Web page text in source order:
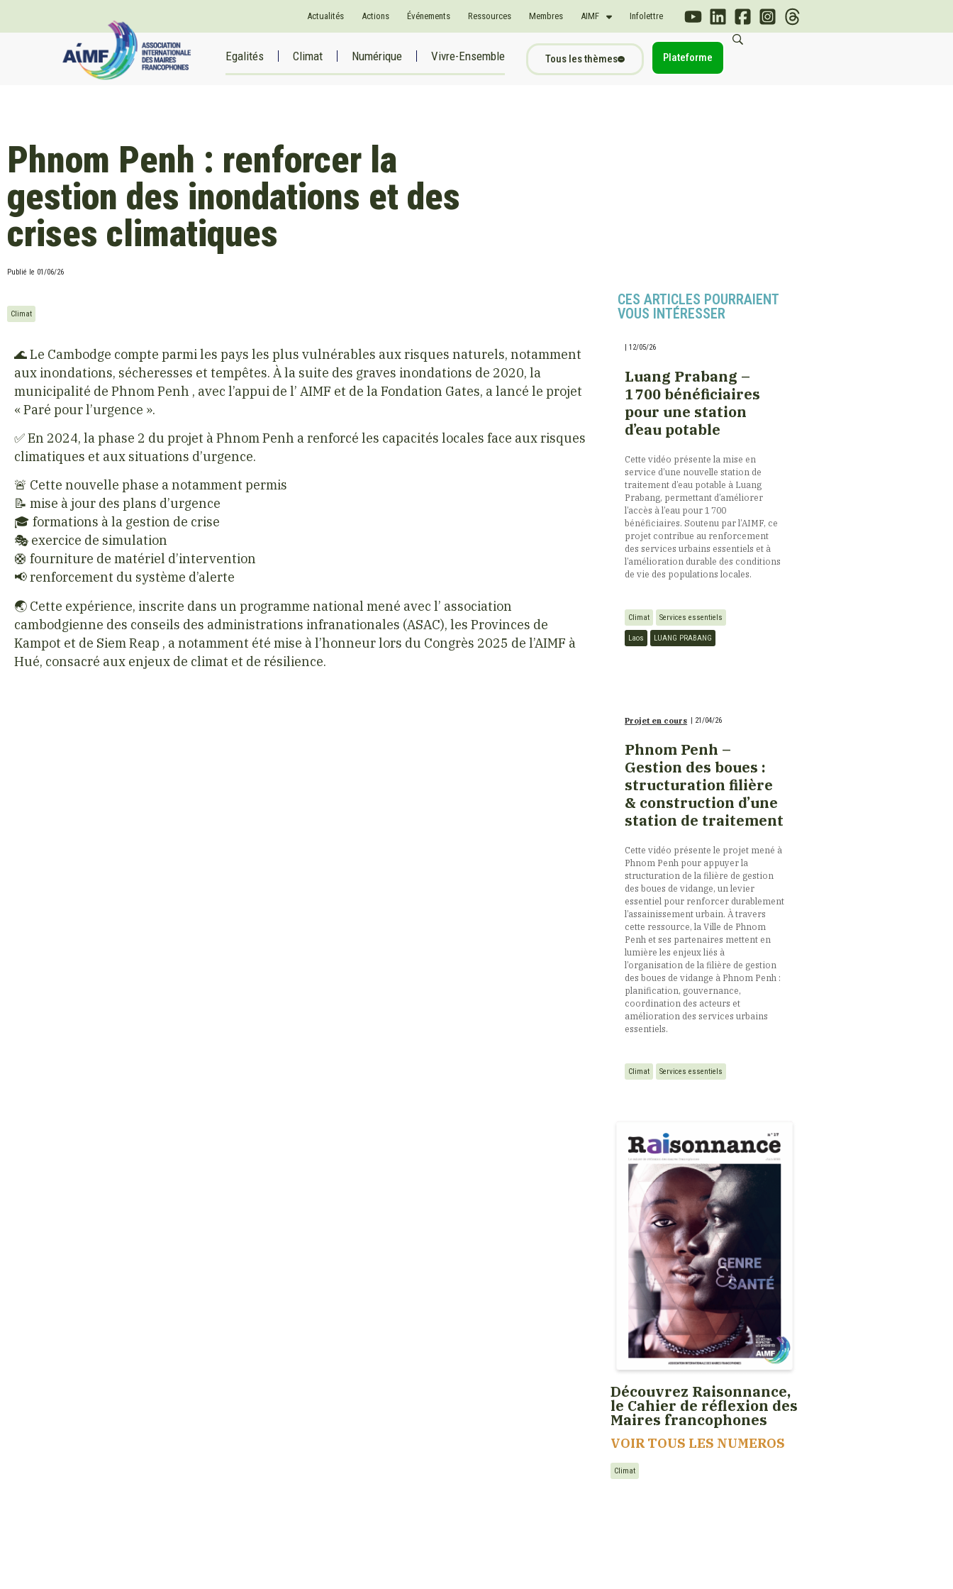
Actualités Actions Événements Ressources Membres AIMF Infolettre
Egalités Climat Numérique Vivre-Ensemble Tous les thèmes Plateforme
Phnom Penh : renforcer la
gestion des inondations et des
crises climatiques
Publié le 01/06/26
Climat
🌊 Le Cambodge compte parmi les pays les plus vulnérables aux risques naturels, notamment
aux inondations, sécheresses et tempêtes. À la suite des graves inondations de 2020, la
municipalité de Phnom Penh , avec l’appui de l’ AIMF et de la Fondation Gates, a lancé le projet
« Paré pour l’urgence ».
✅ En 2024, la phase 2 du projet à Phnom Penh a renforcé les capacités locales face aux risques
climatiques et aux situations d’urgence.
🚨 Cette nouvelle phase a notamment permis
📝 mise à jour des plans d’urgence
🎓 formations à la gestion de crise
🎭 exercice de simulation
🛟 fourniture de matériel d’intervention
📢 renforcement du système d’alerte
🌏 Cette expérience, inscrite dans un programme national mené avec l’ association
cambodgienne des conseils des administrations infranationales (ASAC), les Provinces de
Kampot et de Siem Reap , a notamment été mise à l’honneur lors du Congrès 2025 de l’AIMF à
Hué, consacré aux enjeux de climat et de résilience.
CES ARTICLES POURRAIENT
VOUS INTÉRESSER
12/05/26
Luang Prabang –
1 700 bénéficiaires
pour une station
d’eau potable
Cette vidéo présente la mise en
service d’une nouvelle station de
traitement d’eau potable à Luang
Prabang, permettant d’améliorer
l’accès à l’eau pour 1 700
bénéficiaires. Soutenu par l’AIMF, ce
projet contribue au renforcement
des services urbains essentiels et à
l’amélioration durable des conditions
de vie des populations locales.
Climat Services essentiels
Laos LUANG PRABANG
Projet en cours | 21/04/26
Phnom Penh –
Gestion des boues :
structuration filière
& construction d’une
station de traitement
Cette vidéo présente le projet mené à
Phnom Penh pour appuyer la
structuration de la filière de gestion
des boues de vidange, un levier
essentiel pour renforcer durablement
l’assainissement urbain. À travers
cette ressource, la Ville de Phnom
Penh et ses partenaires mettent en
lumière les enjeux liés à
l’organisation de la filière de gestion
des boues de vidange à Phnom Penh :
planification, gouvernance,
coordination des acteurs et
amélioration des services urbains
essentiels.
Climat Services essentiels
Découvrez Raisonnance,
le Cahier de réflexion des
Maires francophones
VOIR TOUS LES NUMEROS
Climat